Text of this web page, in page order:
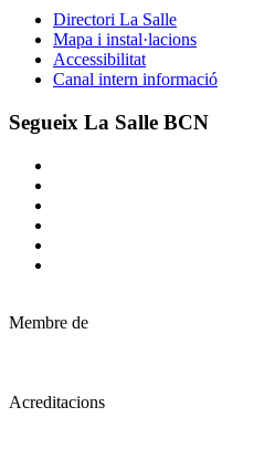
Directori La Salle
Mapa i instal·lacions
Accessibilitat
Canal intern informació
Segueix La Salle BCN
Membre de
Acreditacions